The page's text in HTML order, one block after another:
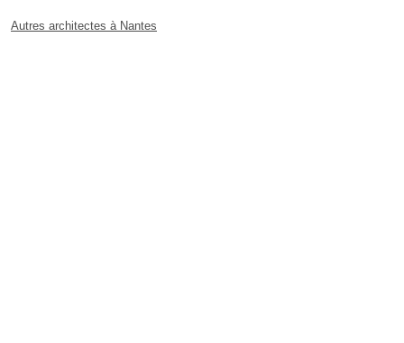
Autres architectes à Nantes